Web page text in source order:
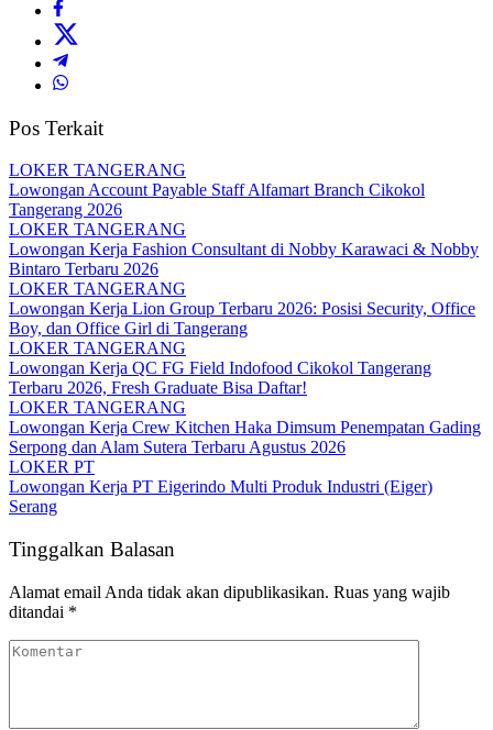
Pos Terkait
LOKER TANGERANG
Lowongan Account Payable Staff Alfamart Branch Cikokol
Tangerang 2026
LOKER TANGERANG
Lowongan Kerja Fashion Consultant di Nobby Karawaci & Nobby
Bintaro Terbaru 2026
LOKER TANGERANG
Lowongan Kerja Lion Group Terbaru 2026: Posisi Security, Office
Boy, dan Office Girl di Tangerang
LOKER TANGERANG
Lowongan Kerja QC FG Field Indofood Cikokol Tangerang
Terbaru 2026, Fresh Graduate Bisa Daftar!
LOKER TANGERANG
Lowongan Kerja Crew Kitchen Haka Dimsum Penempatan Gading
Serpong dan Alam Sutera Terbaru Agustus 2026
LOKER PT
Lowongan Kerja PT Eigerindo Multi Produk Industri (Eiger)
Serang
Tinggalkan Balasan
Alamat email Anda tidak akan dipublikasikan. Ruas yang wajib
ditandai *